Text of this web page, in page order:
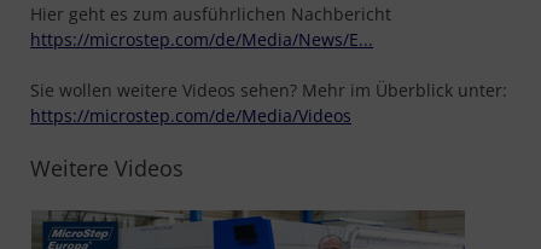
Hier geht es zum ausführlichen Nachbericht
https://microstep.com/de/Media/News/E...
Sie wollen weitere Videos sehen? Mehr im Überblick unter:
https://microstep.com/de/Media/Videos
Weitere Videos